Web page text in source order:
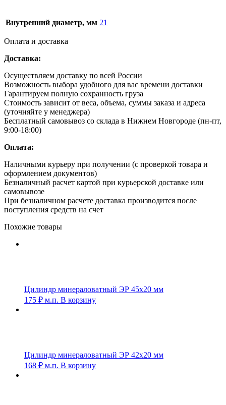
Внутренний диаметр, мм 21
Оплата и доставка
Доставка:
Осуществляем доставку по всей России
Возможность выбора удобного для вас времени доставки
Гарантируем полную сохранность груза
Стоимость зависит от веса, объема, суммы заказа и адреса
(уточняйте у менеджера)
Бесплатный самовывоз со склада в Нижнем Новгороде (пн-пт,
9:00-18:00)
Оплата:
Наличными курьеру при получении (с проверкой товара и
оформлением документов)
Безналичный расчет картой при курьерской доставке или
самовывозе
При безналичном расчете доставка производится после
поступления средств на счет
Похожие товары
Цилиндр минераловатный ЭР 45х20 мм
175 ₽ м.п. В корзину
Цилиндр минераловатный ЭР 42х20 мм
168 ₽ м.п. В корзину